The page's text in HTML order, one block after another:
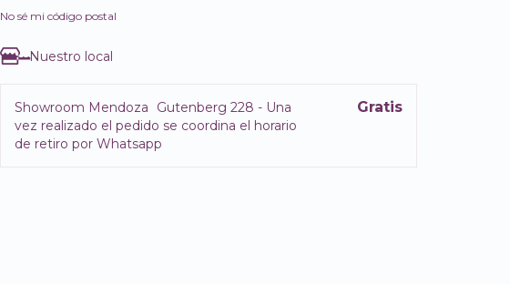
No sé mi código postal
Nuestro local
Showroom Mendoza
Gutenberg 228 - Una
vez realizado el pedido se coordina el horario
de retiro por Whatsapp
Gratis